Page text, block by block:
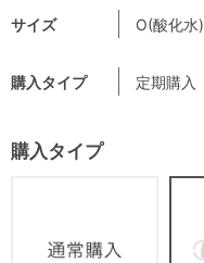
サイズ O(酸化水)
購入タイプ 定期購入
購入タイプ